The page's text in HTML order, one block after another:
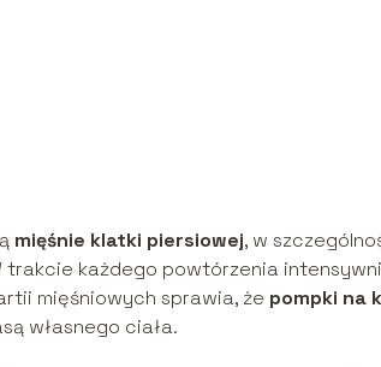
mięśnie klatki piersiowej, w
trakcie każdego powtórzenia
mięśniowych sprawia, że pompki na
własnego ciała.